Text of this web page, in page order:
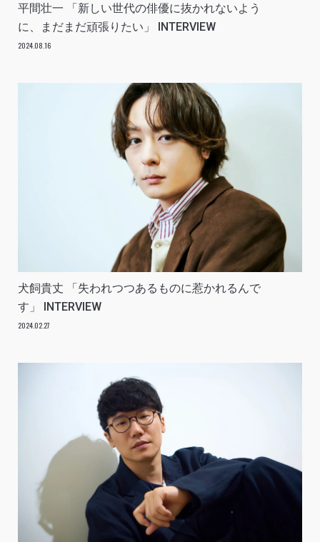
平間壮一 「新しい世代の俳優に抜かれないよう
に、まだまだ頑張りたい」 INTERVIEW
2024.08.16
犬飼貴丈 「失われつつあるものに惹かれるんで
す」 INTERVIEW
2024.02.27